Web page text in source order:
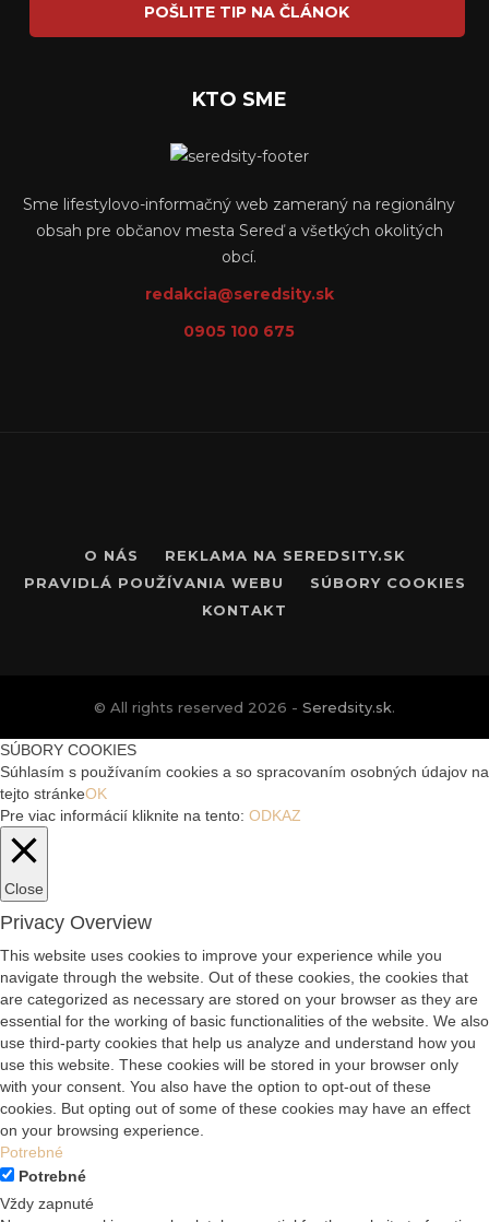
POŠLITE TIP NA ČLÁNOK
KTO SME
Sme lifestylovo-informačný web zameraný na regionálny
obsah pre občanov mesta Sereď a všetkých okolitých
obcí.
redakcia@seredsity.sk
0905 100 675
O NÁS
REKLAMA NA SEREDSITY.SK
PRAVIDLÁ POUŽÍVANIA WEBU
SÚBORY COOKIES
KONTAKT
© All rights reserved 2026 - Seredsity.sk.
SÚBORY COOKIES
Súhlasím s používaním cookies a so spracovaním osobných údajov na
tejto stránkeOK
Pre viac informácií kliknite na tento: ODKAZ
Close
Privacy Overview
This website uses cookies to improve your experience while you
navigate through the website. Out of these cookies, the cookies that
are categorized as necessary are stored on your browser as they are
essential for the working of basic functionalities of the website. We also
use third-party cookies that help us analyze and understand how you
use this website. These cookies will be stored in your browser only
with your consent. You also have the option to opt-out of these
cookies. But opting out of some of these cookies may have an effect
on your browsing experience.
Potrebné
Potrebné
Vždy zapnuté